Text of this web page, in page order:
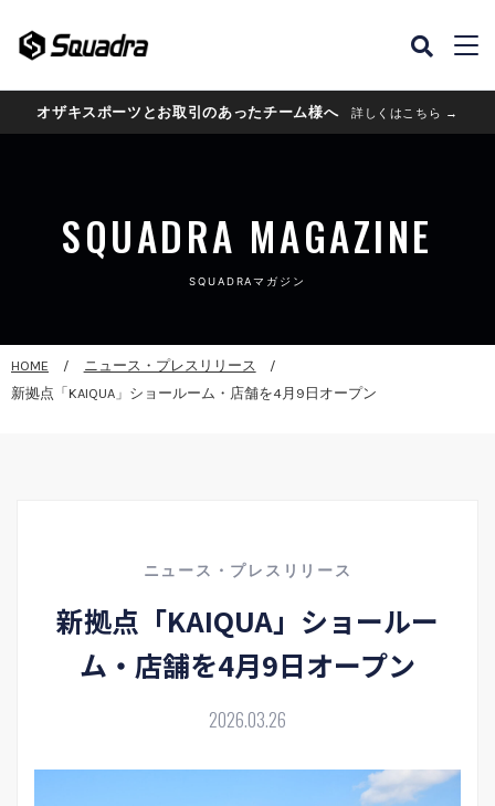
オザキスポーツとお取引のあったチーム様へ 詳しくはこちら →
SQUADRA MAGAZINE
SQUADRAマガジン
HOME
ニュース・プレスリリース
新拠点「KAIQUA」ショールーム・店舗を4月9日オープン
ニュース・プレスリリース
新拠点「KAIQUA」ショールー
ム・店舗を4月9日オープン
2026.03.26